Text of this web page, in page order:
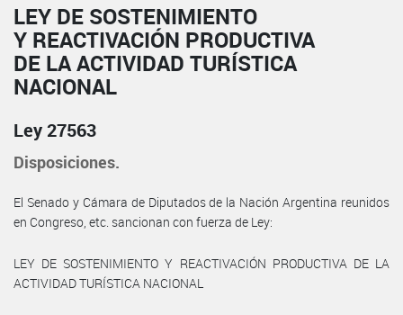
LEY DE SOSTENIMIENTO
Y REACTIVACIÓN PRODUCTIVA
DE LA ACTIVIDAD TURÍSTICA
NACIONAL
Ley 27563
Disposiciones.
El Senado y Cámara de Diputados de la Nación Argentina reunidos
en Congreso, etc. sancionan con fuerza de Ley:
LEY DE SOSTENIMIENTO Y REACTIVACIÓN PRODUCTIVA DE LA
ACTIVIDAD TURÍSTICA NACIONAL